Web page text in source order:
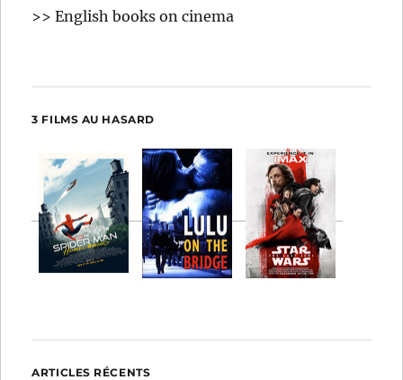
>> English books on cinema
3 FILMS AU HASARD
ARTICLES RÉCENTS